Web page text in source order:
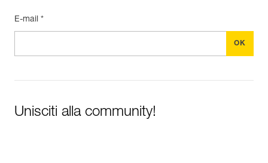
E-mail *
Unisciti alla community!